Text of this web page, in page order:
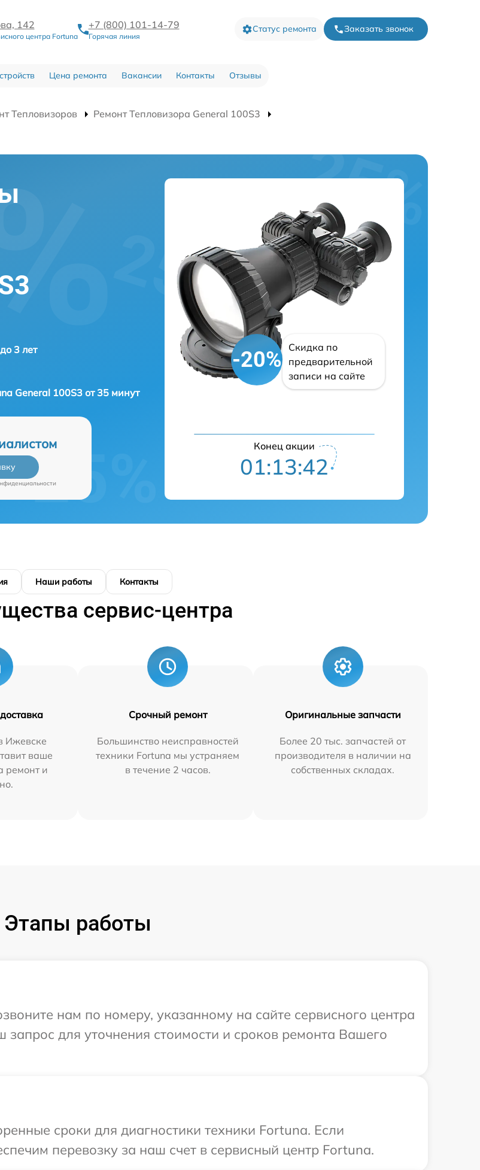
142
центра Fortuna
+7 (800) 101-14-79
Горячая линия
Статус ремонта Заказать звонок
Цена ремонта Вакансии Контакты Отзывы
Тепловизоров
Ремонт Тепловизора General 100S3
3 лет
General 100S3 от 35 минут
-20%
Скидка по
предварительной
записи на сайте
Конец акции
01:13:41
Наши работы Контакты
сервис-центра
Ижевске
ваше
ремонт и
Срочный ремонт
Большинство неисправностей
техники Fortuna мы устраняем
в течение 2 часов.
Оригинальные запчасти
Более 20 тыс. запчастей от
производителя в наличии на
собственных складах.
Этапы работы
нам по номеру, указанному на сайте сервисного центра
для уточнения стоимости и сроков ремонта Вашего
сроки для диагностики техники Fortuna. Если
перевозку за наш счет в сервисный центр Fortuna.